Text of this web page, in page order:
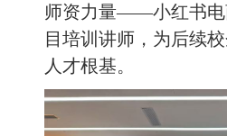
师资力量——小红书电
目培训讲师，为后续
人才根基。